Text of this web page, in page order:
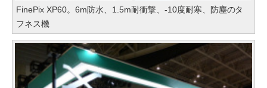
FinePix XP60。6m防水、1.5m耐衝撃、-10度耐寒、防塵のタ
フネス機